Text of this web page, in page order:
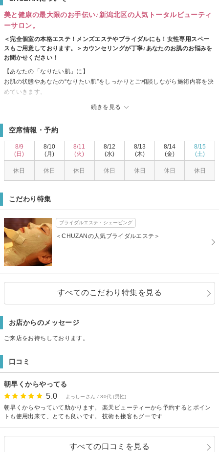
美と健康の最大限のお手伝い♪新潟北区の人気トータルビューティ
ーサロン。
＜完全個室の本格エステ！メンズエステやブライダルにも！女性専用スペー
スもご用意しております。＞カウンセリングが丁寧♪あなたのお肌のお悩みを
お聞かせください！
続きを見る
【あなたの「なりたい肌」に】
お肌の状態やあなたの“なりたい肌”をしっかりとご相談しながら施術内容を決
めていきます。
完全個室の本格エステ！！
女性専用スペースもご用意しております。
また、誰にも会わない秘密の出入り口もご用意してます！
【メンズエステもご用意してます】
一緒にカッコイイを造りましょう！
空席情報・予約
8/9
(日)
休日
8/10
(月)
休日
8/11
(火)
休日
8/12
(水)
休日
8/13
(木)
休日
8/14
(金)
休日
8/15
(土)
休日
こだわり特集
ブライダルエステ・シェービング
＜CHUZANの人気ブライダルエステ＞
すべてのこだわり特集を見る
お店からのメッセージ
ご来店をお待ちしております。
口コミ
朝早くからやってる
5.0 よっしーさん / 30代 (男性)
朝早くからやっていて助かります。 楽天ビューティーから予約するとポイン
トも使用出来て、とても良いです。 技術も接客もグーです
すべての口コミを見る